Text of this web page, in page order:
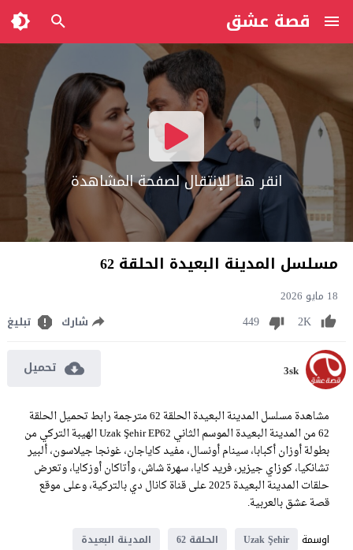
قصة عشق
انقر هنا للإنتقال لصفحة المشاهدة
مسلسل المدينة البعيدة الحلقة 62
18 مايو 2026
2K
449 شارك تبليغ
3sk تحميل
مشاهدة مسلسل المدينة البعيدة الحلقة 62 مترجمة رابط تحميل الحلقة
62 من المدينة البعيدة الموسم الثاني Uzak Şehir EP62 الهيبة التركي من
بطولة أوزان أكبابا، سينام أونسال، مفيد كاياجان، غونجا جيلاسون، ألبير
تشانكيا، كوزاي جيزير، فريد كايا، سهرة شاش، وأتاكان أوزكايا، وتعرض
حلقات المدينة البعيدة 2025 على قناة كانال دي بالتركية، وعلى موقع
قصة عشق بالعربية.
اوسمة
Uzak Şehir الحلقة 62
المدينة البعيدة